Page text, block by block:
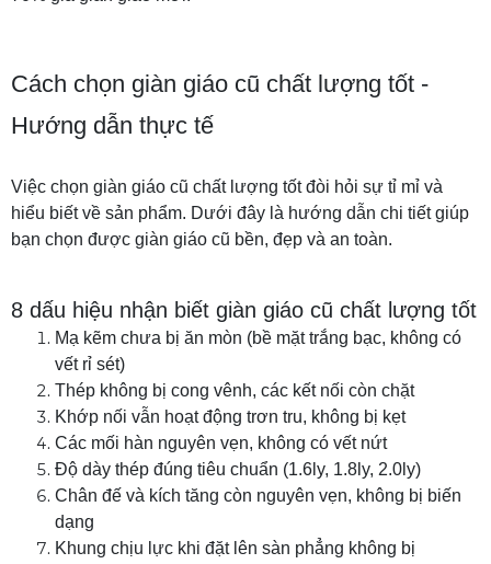
Cách chọn giàn giáo cũ chất lượng tốt -
Hướng dẫn thực tế
Việc chọn giàn giáo cũ chất lượng tốt đòi hỏi sự tỉ mỉ và
hiểu biết về sản phẩm. Dưới đây là hướng dẫn chi tiết giúp
bạn chọn được giàn giáo cũ bền, đẹp và an toàn.
8 dấu hiệu nhận biết giàn giáo cũ chất lượng tốt
Mạ kẽm chưa bị ăn mòn (bề mặt trắng bạc, không có
vết rỉ sét)
Thép không bị cong vênh, các kết nối còn chặt
Khớp nối vẫn hoạt động trơn tru, không bị kẹt
Các mối hàn nguyên vẹn, không có vết nứt
Độ dày thép đúng tiêu chuẩn (1.6ly, 1.8ly, 2.0ly)
Chân đế và kích tăng còn nguyên vẹn, không bị biến
dạng
Khung chịu lực khi đặt lên sàn phẳng không bị